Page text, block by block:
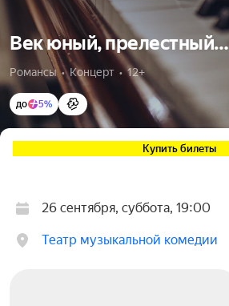
Век юный, прелестный…
Романсы  •  Концерт  •  12+
до 5%
Купить билеты
26 сентября, суббота, 19:00
Театр музыкальной комедии